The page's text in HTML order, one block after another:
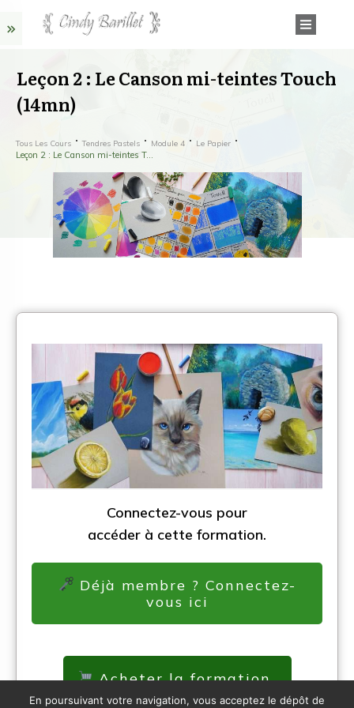
Leçon 2 : Le Canson mi-teintes Touch
(14mn)
Tous Les Cours Tendres Pastels Module 4 Le Papier
Leçon 2 : Le Canson mi-teintes Touch (14mn)
Connectez-vous pour
accéder à cette formation.
Déjà membre ? Connectez-
vous ici
Acheter la formation
En poursuivant votre navigation, vous acceptez le dépôt de